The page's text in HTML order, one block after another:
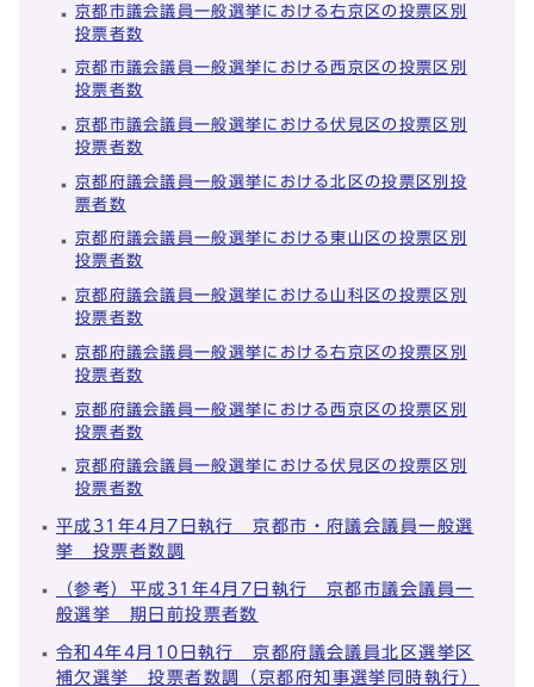
京都市議会議員一般選挙における右京区の投票区別
投票者数
京都市議会議員一般選挙における西京区の投票区別
投票者数
京都市議会議員一般選挙における伏見区の投票区別
投票者数
京都府議会議員一般選挙における北区の投票区別投
票者数
京都府議会議員一般選挙における東山区の投票区別
投票者数
京都府議会議員一般選挙における山科区の投票区別
投票者数
京都府議会議員一般選挙における右京区の投票区別
投票者数
京都府議会議員一般選挙における西京区の投票区別
投票者数
京都府議会議員一般選挙における伏見区の投票区別
投票者数
平成31年4月7日執行 京都市・府議会議員一般選
挙 投票者数調
（参考）平成31年4月7日執行 京都市議会議員一
般選挙 期日前投票者数
令和4年4月10日執行 京都府議会議員北区選挙区
補欠選挙 投票者数調（京都府知事選挙同時執行）